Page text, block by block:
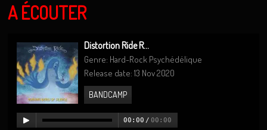
A ÉCOUTER
Distortion Ride R...
Genre: Hard-Rock Psychédélique
Release date: 13 Nov 2020
BANDCAMP
00:00 / 00:00